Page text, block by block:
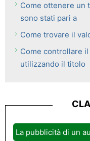
Come ottenere un
sono stati pari a
Come trovare il
Come controllare
utilizzando il titolo
La pubblicità di un